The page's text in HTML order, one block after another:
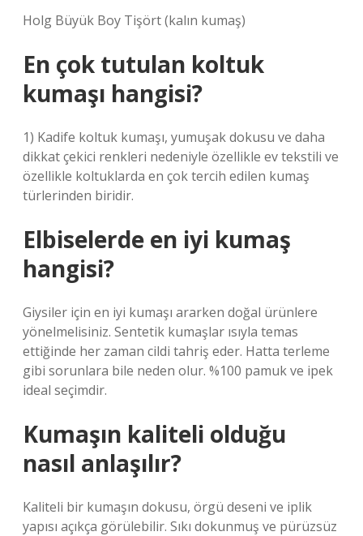
Holg Büyük Boy Tişört (kalın kumaş)
En çok tutulan koltuk
kumaşı hangisi?
1) Kadife koltuk kumaşı, yumuşak dokusu ve daha
dikkat çekici renkleri nedeniyle özellikle ev tekstili ve
özellikle koltuklarda en çok tercih edilen kumaş
türlerinden biridir.
Elbiselerde en iyi kumaş
hangisi?
Giysiler için en iyi kumaşı ararken doğal ürünlere
yönelmelisiniz. Sentetik kumaşlar ısıyla temas
ettiğinde her zaman cildi tahriş eder. Hatta terleme
gibi sorunlara bile neden olur. %100 pamuk ve ipek
ideal seçimdir.
Kumaşın kaliteli olduğu
nasıl anlaşılır?
Kaliteli bir kumaşın dokusu, örgü deseni ve iplik
yapısı açıkça görülebilir. Sıkı dokunmuş ve pürüzsüz